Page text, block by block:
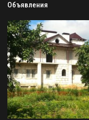
Объявления